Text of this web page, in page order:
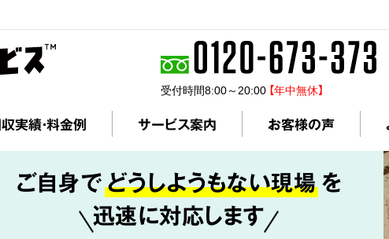
受付時間8:00～20:00 【年中無休】
実績・料金例 サービス案内 お客様の声
ご自身でどうしようもない現場を
迅速に対応します